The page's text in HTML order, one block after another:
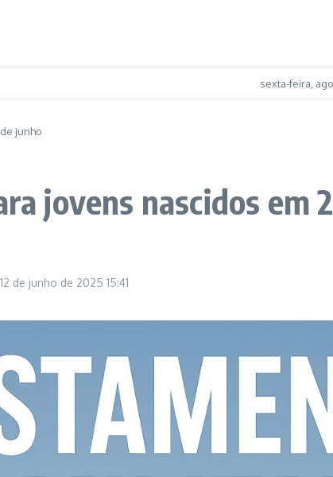
sexta-feira,
junho
jovens nascidos em
de junho de 2025 15:41